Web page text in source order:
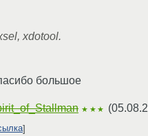
xdotool.
большое
★★★ (